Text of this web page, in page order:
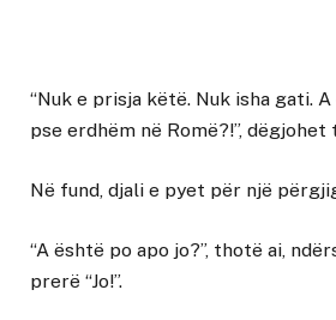
“Nuk e prisja këtë. Nuk isha gati.
pse erdhëm në Romë?!”,
Në fund, djali e pyet për një
“A është po apo jo?”, thotë ai,
prerë “Jo!”.